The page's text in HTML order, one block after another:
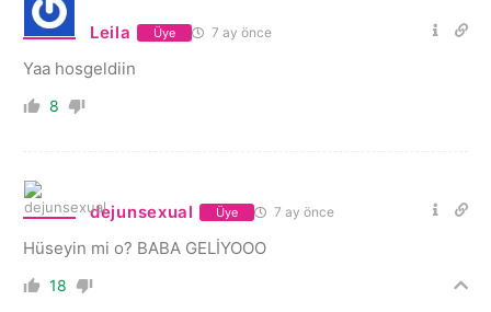
Leila Üye 7 ay önce
Yaa hosgeldiin
8
dejunsexual Üye 7 ay önce
Hüseyin mi o? BABA GELİYOOO
18